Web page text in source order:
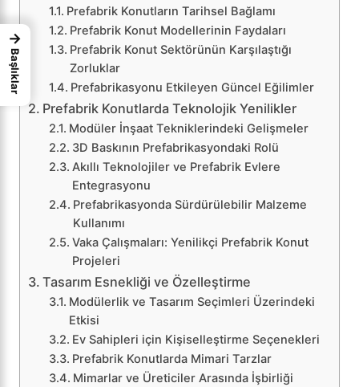
Prefabrik Konutların Tarihsel Bağlamı
Prefabrik Konut Modellerinin Faydaları
Prefabrik Konut Sektörünün Karşılaştığı
Zorluklar
Prefabrikasyonu Etkileyen Güncel Eğilimler
Prefabrik Konutlarda Teknolojik Yenilikler
Modüler İnşaat Tekniklerindeki Gelişmeler
3D Baskının Prefabrikasyondaki Rolü
Akıllı Teknolojiler ve Prefabrik Evlere
Entegrasyonu
Prefabrikasyonda Sürdürülebilir Malzeme
Kullanımı
Vaka Çalışmaları: Yenilikçi Prefabrik Konut
Projeleri
Tasarım Esnekliği ve Özelleştirme
Modülerlik ve Tasarım Seçimleri Üzerindeki
Etkisi
Ev Sahipleri için Kişiselleştirme Seçenekleri
Prefabrik Konutlarda Mimari Tarzlar
Mimarlar ve Üreticiler Arasında İşbirliği
→
Başlıklar